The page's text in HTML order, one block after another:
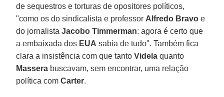
de sequestros e torturas de opositores políticos,
"como os do sindicalista e professorAlfredo Bravo e
do jornalistaJacobo Timmerman: agora é certo que
a embaixada dos EUA sabia de tudo". Também fica
clara a insistência com que tantoVidela quanto
Massera buscavam, sem encontrar, uma relação
política comCarter.